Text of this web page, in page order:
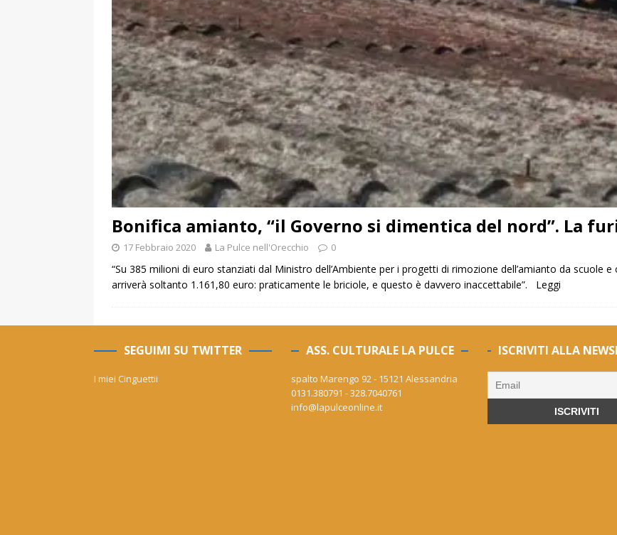
Bonifica amianto, “il Governo si dimentica del nord”. La
17 Febbraio 2020 La Pulce nell'Orecchio 0
“Su 385 milioni di euro stanziati dal Ministro dell’Ambiente per i progetti di rimozione dell’amianto da scuole
arriverà soltanto 1.161,80 euro: praticamente le briciole, e questo è davvero inaccettabile”. Leggi
SEGUIMI SU TWITTER
I miei Cinguettii
ASS. CULTURALE LA PULCE
spalto Marengo 92 - 15121 Alessandria
0131.380791 - 328.7040761
info@lapulceonline.it
ISCRIVITI ALLA